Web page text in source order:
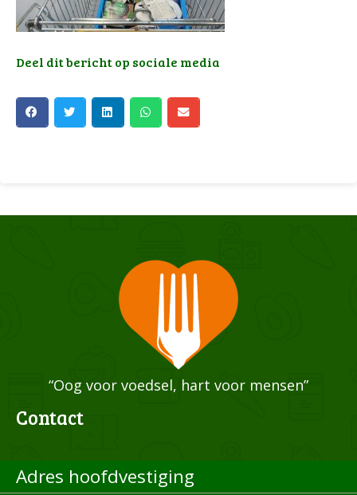
Deel dit bericht op sociale media
“Oog voor voedsel, hart voor mensen”
Contact
Adres hoofdvestiging